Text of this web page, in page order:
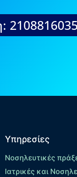
2108816035
Υπηρεσίες
Νοσηλευτικές
Ιατρικές και